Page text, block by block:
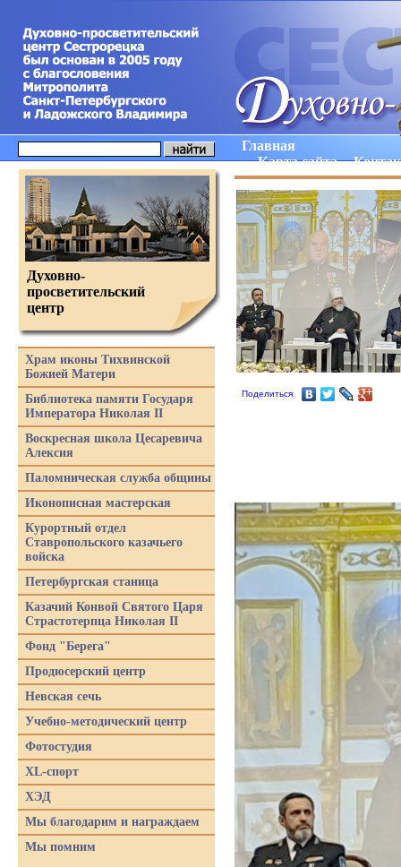
Главная
Карта сайта
Поделиться
Духовно-
просветительский
центр
Храм иконы Тихвинской
Божией Матери
Библиотека памяти Государя
Императора Николая II
Воскресная школа Цесаревича
Алексия
Паломническая служба общины
Иконописная мастерская
Курортный отдел
Ставропольского казачьего
войска
Петербургская станица
Казачий Конвой Святого Царя
Страстотерпца Николая II
Фонд "Берега"
Продюсерский центр
Невская сечь
Учебно-методический центр
Фотостудия
XL-спорт
ХЭД
Мы благодарим и награждаем
Мы помним